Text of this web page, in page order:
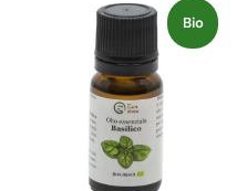
ricrescita dei capelli.
Bio